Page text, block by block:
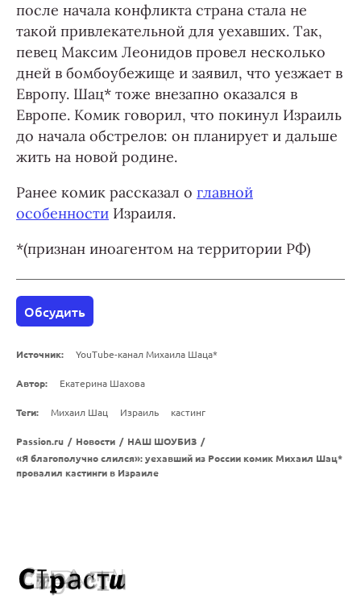
после начала конфликта страна стала не
такой привлекательной для уехавших. Так,
певец Максим Леонидов провел несколько
дней в бомбоубежище и заявил, что уезжает в
Европу. Шац* тоже внезапно оказался в
Европе. Комик говорил, что покинул Израиль
до начала обстрелов: он планирует и дальше
жить на новой родине.
Ранее комик рассказал о главной
особенности Израиля.
*(признан иноагентом на территории РФ)
Обсудить
Источник: YouTube-канал Михаила Шаца*
Автор: Екатерина Шахова
Теги: Михаил Шац Израиль кастинг
Passion.ru / Новости / НАШ ШОУБИЗ /
«Я благополучно слился»: уехавший из России комик Михаил Шац*
провалил кастинги в Израиле